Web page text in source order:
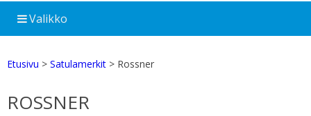
Valikko
Etusivu > Satulamerkit > Rossner
ROSSNER